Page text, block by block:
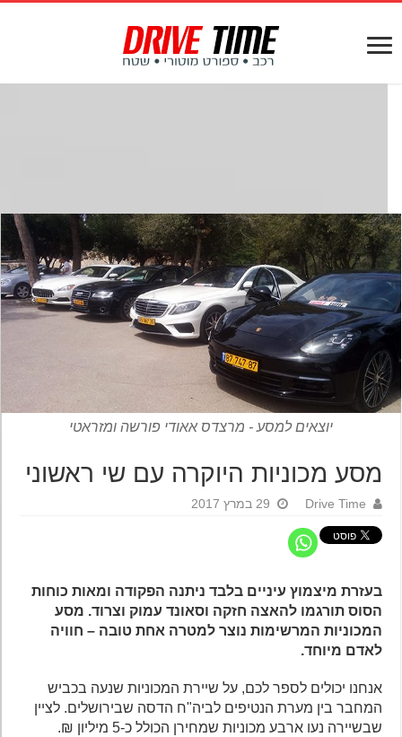
יוצאים למסע - מרצדס אאודי פורשה ומזראטי
מסע מכוניות היוקרה עם שי ראשוני
Drive Time 29 במרץ 2017
בעזרת מיצמוץ עיניים בלבד ניתנה הפקודה ומאות כוחות
הסוס תורגמו להאצה חזקה וסאונד עמוק וצרוד. מסע
המכוניות המרשימות נוצר למטרה אחת טובה – חוויה
לאדם מיוחד.
אנחנו יכולים לספר לכם, על שיירת המכוניות שנעה בכביש
המחבר בין מערת הנטיפים לביה"ח הדסה שבירושלים. לציין
שבשיירה נעו ארבע מכוניות שמחירן הכולל כ-5 מיליון ₪.